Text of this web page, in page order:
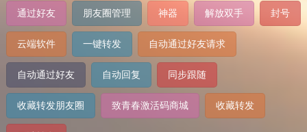
通过好友 朋友圈管理 神器 解放双手 封号
云端软件 一键转发 自动通过好友请求
自动通过好友 自动回复 同步跟随
收藏转发朋友圈 致青春激活码商城 收藏转发